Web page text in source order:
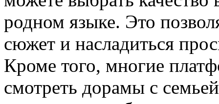
родном языке. Это
сюжет и насладиться
Кроме того, многие
смотреть дорамы с